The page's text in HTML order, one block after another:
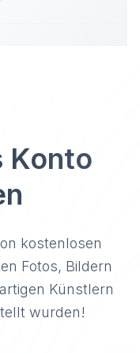
Konto
kostenlosen
Fotos, Bildern
Künstlern
wurden!